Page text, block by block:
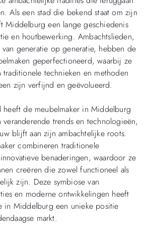
Als een stad die bekend staat om zijn
Middelburg een lange geschiedenis
en houtbewerking. Ambachtslieden,
generatie op generatie, hebben de
geperfectioneerd, waarbij ze
traditionele technieken en methoden
zijn verfijnd en geëvolueerd.
de meubelmaker in Middelburg
veranderende trends en technologieën,
blijft aan zijn ambachtelijke roots.
combineren traditionele
benaderingen, waardoor ze
creëren die zowel functioneel als
zijn. Deze symbiose van
en moderne ontwikkelingen heeft
in Middelburg een unieke positie
markt.